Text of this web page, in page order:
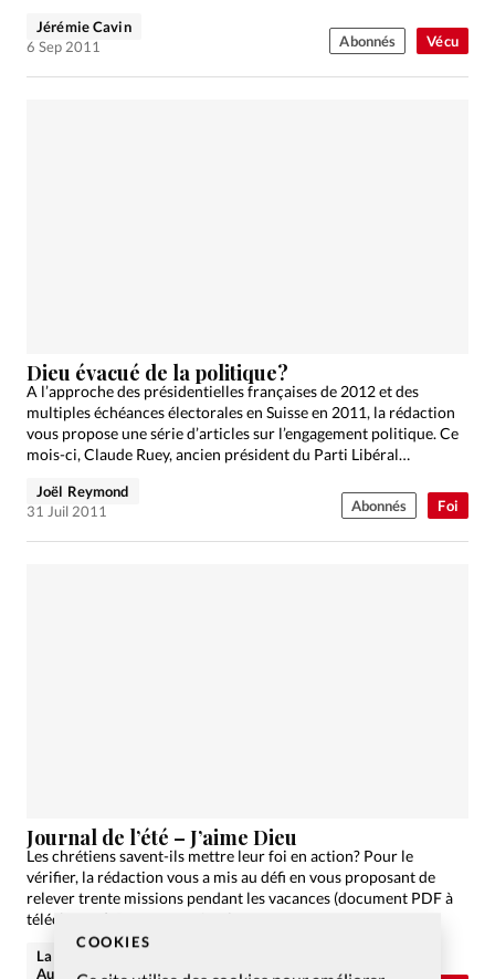
COOKIES
Vécu
Jérémie Cavin
6 Sep 2011
Abonnés
Foi
Dieu évacué de la politique?
A l’approche des présidentielles françaises de 2012 et des
multiples échéances électorales en Suisse en 2011, la rédaction
vous propose une série d’articles sur l’engagement politique. Ce
mois-ci, Claude Ruey, ancien président du Parti Libéral…
Joël Reymond
31 Juil 2011
Abonnés
Journal de l’été – J’aime Dieu
Les chrétiens savent-ils mettre leur foi en action? Pour le
vérifier, la rédaction vous a mis au défi en vous proposant de
relever trente missions pendant les vacances (document PDF à
télécharger). Pour vous stimuler…
La rédaction de Christianisme
Aujourd'hui